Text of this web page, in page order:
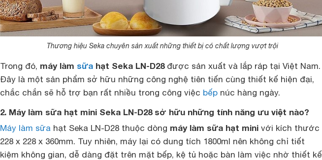
Thương hiệu Seka chuyên sản xuất những thiết bị có chất lượng vượt trội
Trong đó, máy làm sữa hạt Seka LN-D28được sản xuất và lắp ráp tại Việt Nam.
Đây là một sản phẩm sở hữu những công nghệ tiên tiến cùng thiết kế hiện đại,
chắc chắn sẽ hỗ trợ bạn rất nhiều trong công việc bếp núc hàng ngày.
2. Máy làm sữa hạt mini Seka LN-D28 sở hữu những tính năng ưu việt nào?
Máy làm sữa hạt Seka LN-D28 thuộc dòng máy làm sữa hạt mini với kích thước
228 x 228 x 360mm. Tuy nhiên, máy lại có dung tích 1800ml nên không chỉ tiết
kiệm không gian, dễ dàng đặt trên mặt bếp, kệ tủ hoặc bàn làm việc nhờ thiết kế